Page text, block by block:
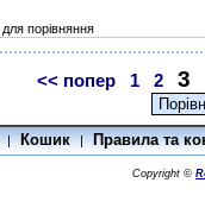
порівняння
<< попер 1 2 3
| Кошик | Правила та
Copyright ©